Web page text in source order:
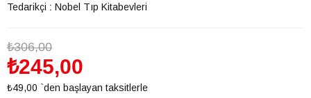
Tedarikçi : Nobel Tıp Kitabevleri
₺306,00
₺245,00
₺49,00 `den başlayan taksitlerle